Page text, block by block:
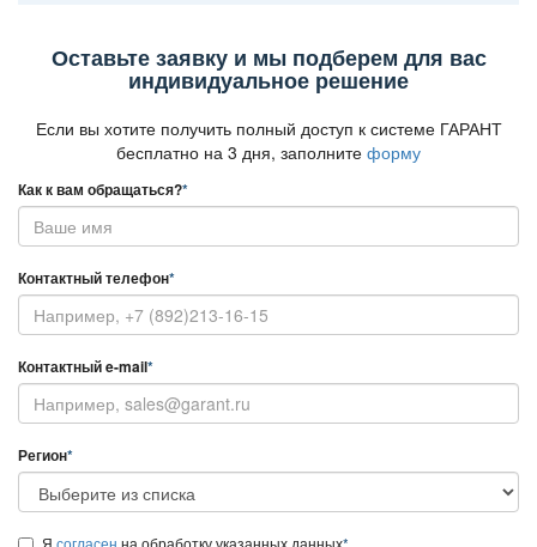
Оставьте заявку и мы подберем для вас
индивидуальное решение
Если вы хотите получить полный доступ к системе ГАРАНТ
есплатно на 3 дня, заполните форму
Как к вам обращаться?*
Контактный телефон*
Контактный e-mail*
Регион*
Я согласен на обработку указанных данных*